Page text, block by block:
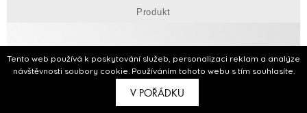
Tento web používá k poskytování služeb, personalizaci reklam a analýze
návštěvnosti soubory cookie. Používáním tohoto webu s tím souhlasíte.
V POŘÁDKU
Produkt